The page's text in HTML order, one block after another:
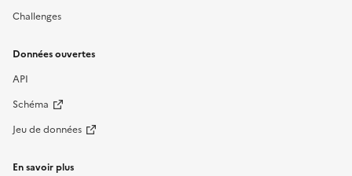
Challenges
Données ouvertes
API
Schéma
Jeu de données
En savoir plus